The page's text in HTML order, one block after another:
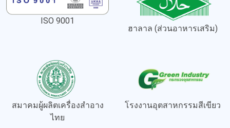
ISO 9001
ฮาลาล (ส่วนอาหารเสริม)
สมาคมผู้ผลิตเครื่องสำอาง
ไทย
โรงงานอุตสาหกรรมสีเขียว